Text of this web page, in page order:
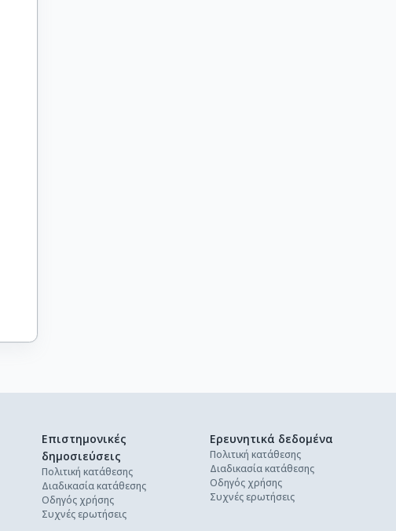
Επιστημονικές
δημοσιεύσεις
Πολιτική κατάθεσης
Διαδικασία κατάθεσης
Οδηγός χρήσης
Συχνές ερωτήσεις
Ερευνητικά δεδομένα
Πολιτική κατάθεσης
Διαδικασία κατάθεσης
Οδηγός χρήσης
Συχνές ερωτήσεις